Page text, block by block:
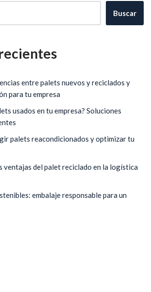
Buscar
entre palets nuevos y reciclados y
para tu empresa
usados en tu empresa? Soluciones
palets reacondicionados y optimizar tu
ventajas del palet reciclado en la logística
embalaje responsable para un